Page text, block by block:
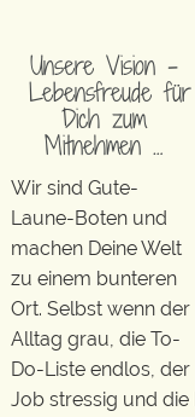
Unsere Vision –
Lebensfreude für
Dich zum
Mitnehmen …
Wir sind Gute-
Laune-Boten und
machen Deine Welt
zu einem bunteren
Ort. Selbst wenn der
Alltag grau, die To-
Do-Liste endlos, der
Job stressig und die